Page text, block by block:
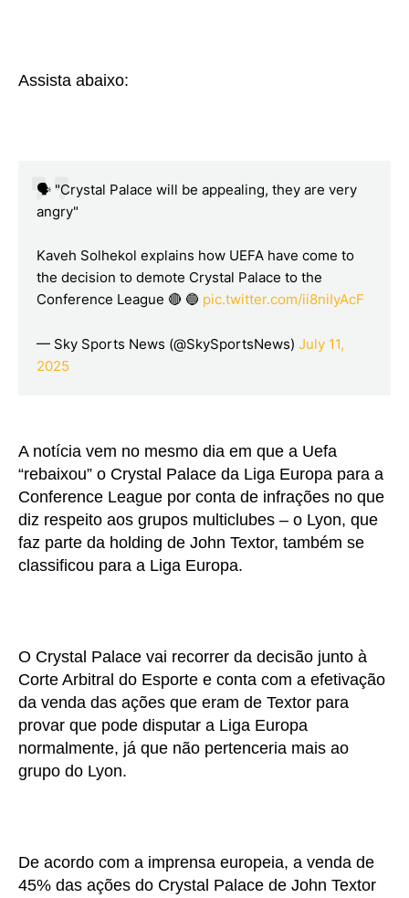
Assista abaixo:
🗣️ "Crystal Palace will be appealing, they are very
angry"
Kaveh Solhekol explains how UEFA have come to
the decision to demote Crystal Palace to the
Conference League 🔴 🔵 pic.twitter.com/ii8niIyAcF
— Sky Sports News (@SkySportsNews) July 11,
2025
A notícia vem no mesmo dia em que a Uefa
“rebaixou” o Crystal Palace da Liga Europa para a
Conference League por conta de infrações no que
diz respeito aos grupos multiclubes – o Lyon, que
faz parte da holding de John Textor, também se
classificou para a Liga Europa.
O Crystal Palace vai recorrer da decisão junto à
Corte Arbitral do Esporte e conta com a efetivação
da venda das ações que eram de Textor para
provar que pode disputar a Liga Europa
normalmente, já que não pertenceria mais ao
grupo do Lyon.
De acordo com a imprensa europeia, a venda de
45% das ações do Crystal Palace de John Textor